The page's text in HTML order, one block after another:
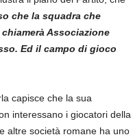
che la squadra che
Associazione
Ed il campo di gioco
capisce che la sua
interessano i giocatori della
altre società romane ha uno